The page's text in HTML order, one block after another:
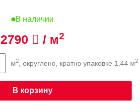
В наличии
2790 / м2
м2, округлено, кратно упаковке 1,44 м2
В корзину